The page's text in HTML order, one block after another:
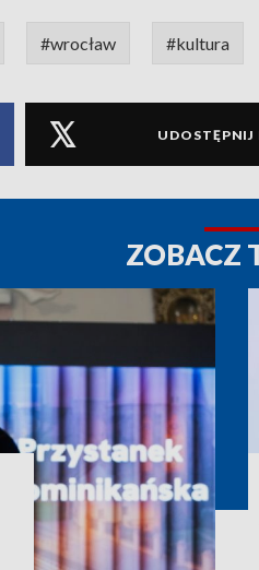
#wrocław #kultura
UDOSTĘPNIJ
ZOBACZ